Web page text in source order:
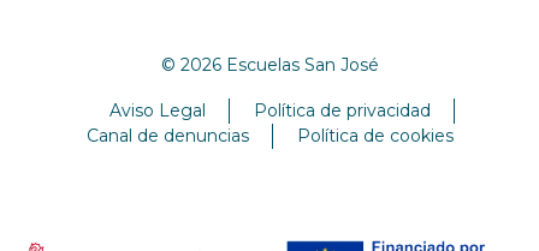
© 2026 Escuelas San José
Aviso Legal
Política de privacidad
Canal de denuncias
Política de cookies